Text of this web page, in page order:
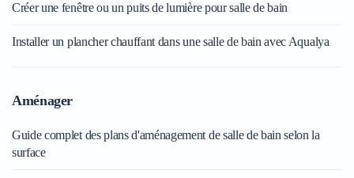
Créer une fenêtre ou un puits de lumière pour salle de bain
Installer un plancher chauffant dans une salle de bain avec Aqualya
Aménager
Guide complet des plans d'aménagement de salle de bain selon la
surface